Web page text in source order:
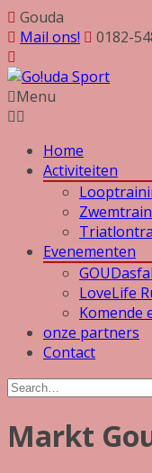
Gouda
Mail ons!
0182-
Menu
Home
Activiteiten
Evenementen
LoveLife
Komende
onze partners
Contact
Markt